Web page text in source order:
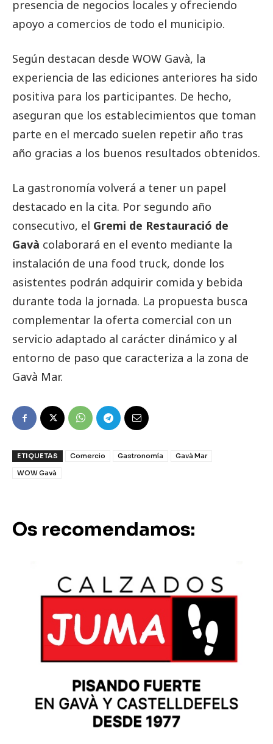
presencia de negocios locales y ofreciendo
apoyo a comercios de todo el municipio.
Según destacan desde WOW Gavà, la
experiencia de las ediciones anteriores ha sido
positiva para los participantes. De hecho,
aseguran que los establecimientos que toman
parte en el mercado suelen repetir año tras
año gracias a los buenos resultados obtenidos.
La gastronomía volverá a tener un papel
destacado en la cita. Por segundo año
consecutivo, el Gremi de Restauració de
Gavà colaborará en el evento mediante la
instalación de una food truck, donde los
asistentes podrán adquirir comida y bebida
durante toda la jornada. La propuesta busca
complementar la oferta comercial con un
servicio adaptado al carácter dinámico y al
entorno de paso que caracteriza a la zona de
Gavà Mar.
ETIQUETAS Comercio Gastronomía
Gavà Mar
WOW Gavà
Os recomendamos: